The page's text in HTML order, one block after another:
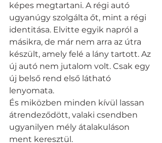
képes megtartani. A régi autó
ugyanúgy szolgálta őt, mint a régi
identitása. Elvitte egyik napról a
másikra, de már nem arra az útra
készült, amely felé a lány tartott. Az
új autó nem jutalom volt. Csak egy
új belső rend első látható
lenyomata.
És miközben minden kívül lassan
átrendeződött, valaki csendben
ugyanilyen mély átalakuláson
ment keresztül.